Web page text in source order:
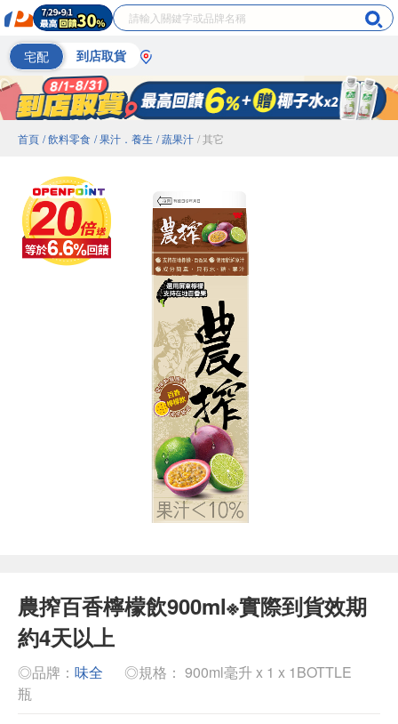
宅配 到店取貨
首頁 / 飲料零食 / 果汁．養生 / 蔬果汁 / 其它
農搾百香檸檬飲900ml※實際到貨效期
約4天以上
◎品牌： 味全
◎規格： 900ml毫升 x 1 x 1BOTTLE
瓶